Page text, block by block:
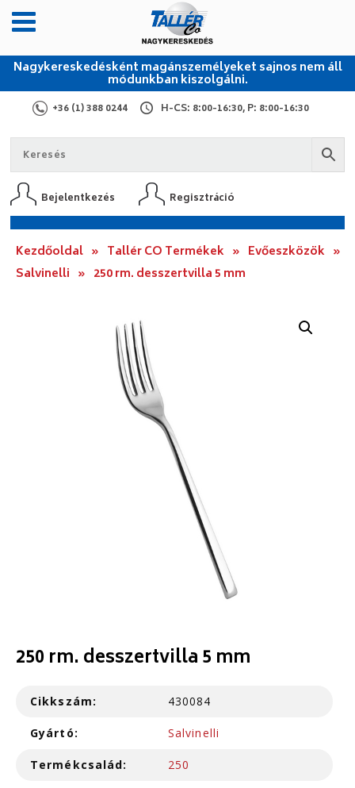
Nagykereskedésként magánszemélyeket sajnos nem áll
módunkban kiszolgálni.
+36 (1) 388 0244 H-CS: 8:00-16:30, P: 8:00-16:30
Bejelentkezés Regisztráció
Kezdőoldal » Tallér CO Termékek » Evőeszközök »
Salvinelli » 250 rm. desszertvilla 5 mm
250 rm. desszertvilla 5 mm
Cikkszám: 430084
Gyártó: Salvinelli
Termékcsalád: 250